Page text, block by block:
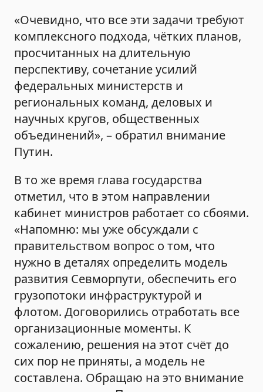
«Очевидно, что все эти задачи требуют
комплексного подхода, чётких планов,
просчитанных на длительную
перспективу, сочетание усилий
федеральных министерств и
региональных команд, деловых и
научных кругов, общественных
объединений», – обратил внимание
Путин.
В то же время глава государства
отметил, что в этом направлении
кабинет министров работает со сбоями.
«Напомню: мы уже обсуждали с
правительством вопрос о том, что
нужно в деталях определить модель
развития Севморпути, обеспечить его
грузопотоки инфраструктурой и
флотом. Договорились отработать все
организационные моменты. К
сожалению, решения на этот счёт до
сих пор не приняты, а модель не
составлена. Обращаю на это внимание